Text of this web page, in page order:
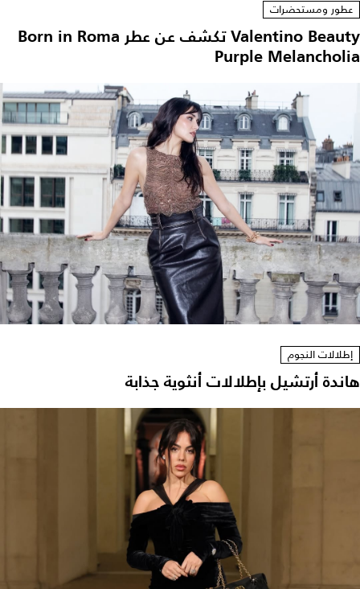
عطور ومستحضرات
Valentino Beauty تكشف عن عطر Born in Roma
Purple Melancholia
إطلالات النجوم
هاندة أرتشيل بإطلالات أنثوية جذابة